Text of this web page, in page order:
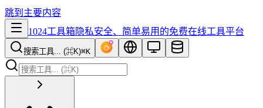
跳到主要内容
1024工具箱隐私安全、简单易用的免费在线工具平台
搜索工具... (⌘K)⌘K